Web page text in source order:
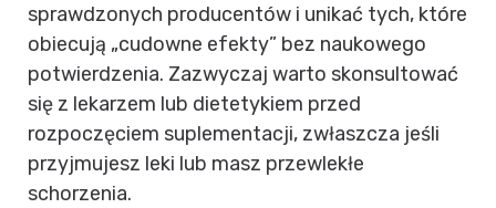
sprawdzonych producentów i unikać tych, które
obiecują „cudowne efekty” bez naukowego
potwierdzenia. Zazwyczaj warto skonsultować
się z lekarzem lub dietetykiem przed
rozpoczęciem suplementacji, zwłaszcza jeśli
przyjmujesz leki lub masz przewlekłe
schorzenia.